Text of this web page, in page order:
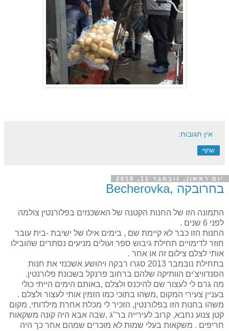
אין תגובות:
שתף
יום ראשון, נובמבר 11, 2018
בחרובקה ,Becherovka
התמונה הזו של החנות הקטנה של האשכנזים בפלורנטין צולמה
לפני 6 שנים .
החנות הזו כבר לא קיימת שם , בימים אילו של ישיבת -בית עובר
חוזר לדימויים תחילת גיבוש ספר ועולים מניעים נסתרים שהובילו
אותי לצלם צילום זה או אחר .
בתחילת נובמבר 2013 סגרו רבקה ויהושע אשכנזי את חנות
הסנדוויצ'ים הוותיקה שלהם ברחוב פרנקל בשכונת פלורנטין.
מה גרם לי לעצור שם להיכנס ולצלם ,באותם הימים הייתי כולי
בעניין צעירי המקום ,משהו בתוכי כמו הזמין אותי לעצור ולצלם .
משהו בחנות הזו בפלורנטין, הזכיר לי מכלת אחרת מילדותי, מקום
קטן צנוע נחבא, קרוב לעירייה בר"ג ,שבה אבא היה קונה משקאות
חריפים . משקאות בעלי שמות לא מוכרים שמהם אחר כך היה